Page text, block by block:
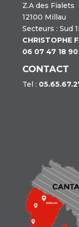
Z.A des Fialets
12100 Millau
Secteurs : Sud
CHRISTOPHE
06 07 47 18 90
CONTACT
Tel :